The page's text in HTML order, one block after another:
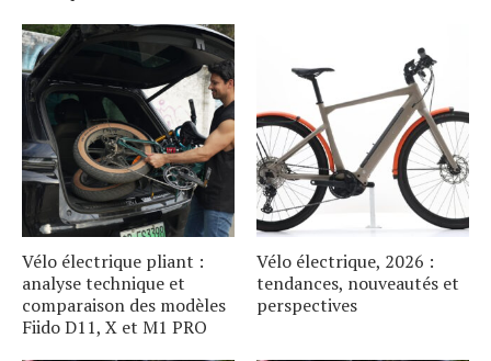
Vélo électrique pliant :
analyse technique et
comparaison des modèles
Fiido D11, X et M1 PRO
Vélo électrique, 2026 :
tendances, nouveautés et
perspectives